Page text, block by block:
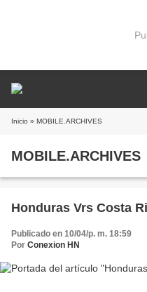
Inicio » MOBILE.ARCHIVES
MOBILE.ARCHIVES
Honduras Vrs Costa
Publicado en 10/04/p. m. 18:59
Por Conexion HN